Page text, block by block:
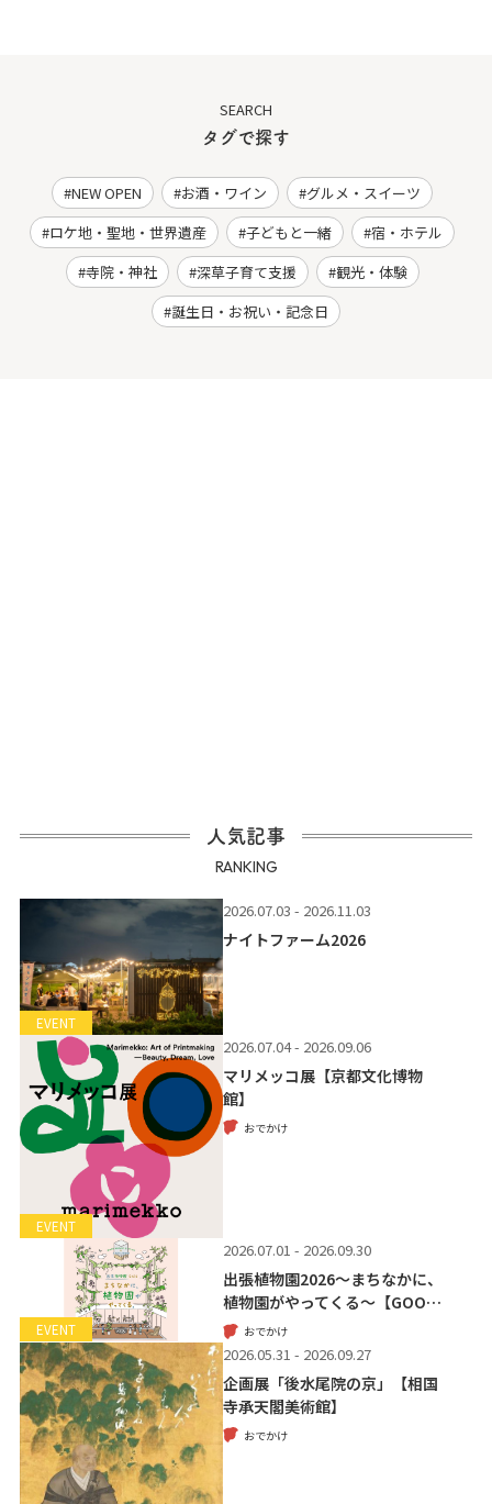
SEARCH
タグで探す
NEW OPEN お酒・ワイン
グルメ・スイーツ
ロケ地・聖地・世界遺産
子どもと一緒
宿・ホテル
寺院・神社
深草子育て支援
観光・体験
誕生日・お祝い・記念日
人気記事
RANKING
EVENT
2026.07.03 - 2026.11.03
ナイトファーム2026
EVENT
2026.07.04 - 2026.09.06
マリメッコ展【京都文化博物
館】
おでかけ
EVENT
2026.07.01 - 2026.09.30
出張植物園2026～まちなかに、
植物園がやってくる～【GOO…
おでかけ
2026.05.31 - 2026.09.27
企画展「後水尾院の京」【相国
寺承天閣美術館】
おでかけ